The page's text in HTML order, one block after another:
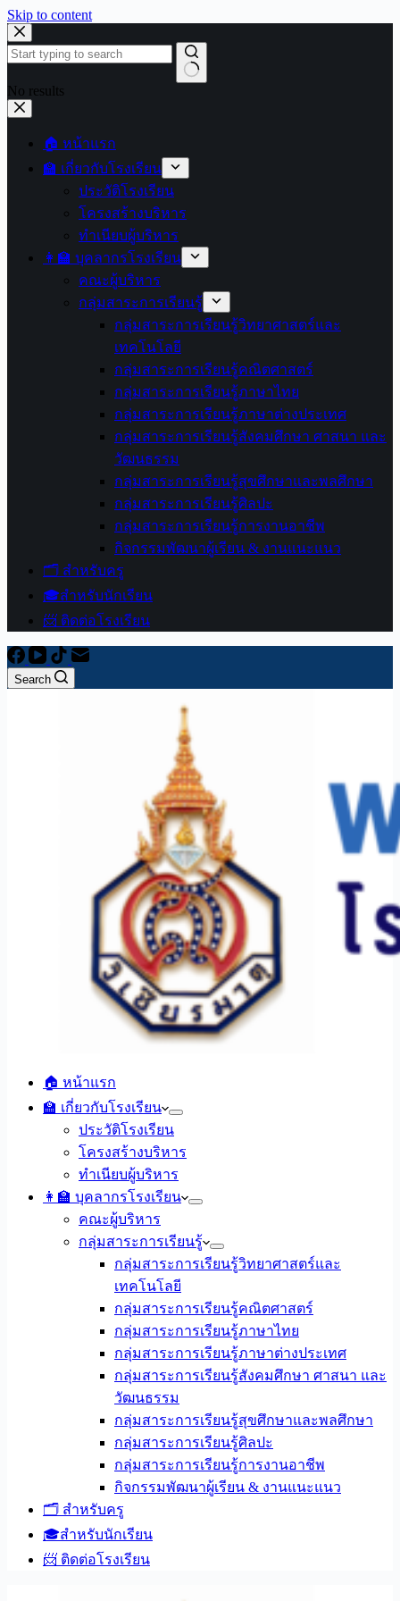
Skip to content
No results
🏠 หน้าแรก
🏫 เกี่ยวกับโรงเรียน
ประวัติโรงเรียน
โครงสร้างบริหาร
ทำเนียบผู้บริหาร
👩‍🏫 บุคลากรโรงเรียน
คณะผู้บริหาร
กลุ่มสาระการเรียนรู้
กลุ่มสาระการเรียนรู้วิทยาศาสตร์และ
เทคโนโลยี
กลุ่มสาระการเรียนรู้คณิตศาสตร์
กลุ่มสาระการเรียนรู้ภาษาไทย
กลุ่มสาระการเรียนรู้ภาษาต่างประเทศ
กลุ่มสาระการเรียนรู้สังคมศึกษา ศาสนา และ
วัฒนธรรม
กลุ่มสาระการเรียนรู้สุขศึกษาและพลศึกษา
กลุ่มสาระการเรียนรู้ศิลปะ
กลุ่มสาระการเรียนรู้การงานอาชีพ
กิจกรรมพัฒนาผู้เรียน & งานแนะแนว
🗂️ สำหรับครู
🎓สำหรับนักเรียน
📨 ติดต่อโรงเรียน
Search
🏠 หน้าแรก
🏫 เกี่ยวกับโรงเรียน
ประวัติโรงเรียน
โครงสร้างบริหาร
ทำเนียบผู้บริหาร
👩‍🏫 บุคลากรโรงเรียน
คณะผู้บริหาร
กลุ่มสาระการเรียนรู้
กลุ่มสาระการเรียนรู้วิทยาศาสตร์และ
เทคโนโลยี
กลุ่มสาระการเรียนรู้คณิตศาสตร์
กลุ่มสาระการเรียนรู้ภาษาไทย
กลุ่มสาระการเรียนรู้ภาษาต่างประเทศ
กลุ่มสาระการเรียนรู้สังคมศึกษา ศาสนา และ
วัฒนธรรม
กลุ่มสาระการเรียนรู้สุขศึกษาและพลศึกษา
กลุ่มสาระการเรียนรู้ศิลปะ
กลุ่มสาระการเรียนรู้การงานอาชีพ
กิจกรรมพัฒนาผู้เรียน & งานแนะแนว
🗂️ สำหรับครู
🎓สำหรับนักเรียน
📨 ติดต่อโรงเรียน